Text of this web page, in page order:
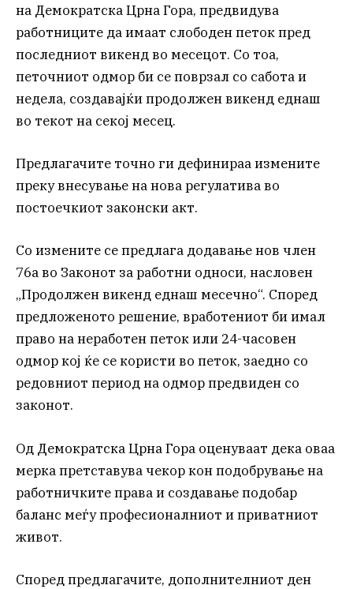
на Демократска Црна Гора, предвидува
работниците да имаат слободен петок пред
последниот викенд во месецот. Со тоа,
петочниот одмор би се поврзал со сабота и
недела, создавајќи продолжен викенд еднаш
во текот на секој месец.
Предлагачите точно ги дефинираа измените
преку внесување на нова регулатива во
постоечкиот законски акт.
Со измените се предлага додавање нов член
76а во Законот за работни односи, насловен
„Продолжен викенд еднаш месечно“. Според
предложеното решение, вработениот би имал
право на неработен петок или 24-часовен
одмор кој ќе се користи во петок, заедно со
редовниот период на одмор предвиден со
законот.
Од Демократска Црна Гора оценуваат дека оваа
мерка претставува чекор кон подобрување на
работничките права и создавање подобар
баланс меѓу професионалниот и приватниот
живот.
Според предлагачите, дополнителниот ден